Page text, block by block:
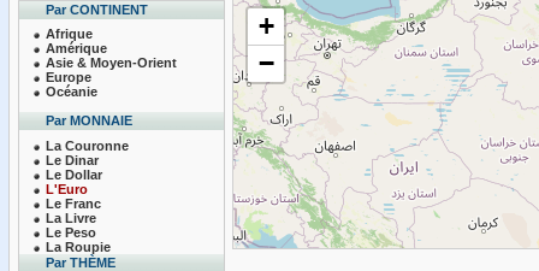
Par CONTINENT
Afrique
Amérique
Asie & Moyen-Orient
Europe
Océanie
Par MONNAIE
La Couronne
Le Dinar
Le Dollar
L'Euro
Le Franc
La Livre
Le Peso
La Roupie
Par THÈME
+
−